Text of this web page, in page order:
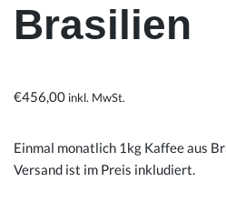
Brasilien
€456,00 inkl. MwSt.
Einmal monatlich 1kg Kaffee aus
Versand ist im Preis inkludiert.